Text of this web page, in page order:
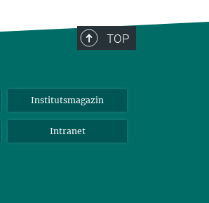
TOP
Institutsmagazin
Intranet